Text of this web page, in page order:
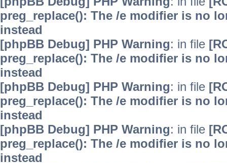
preg_replace(): The /e modifier is no
instead
[phpBB Debug] PHP Warning: in file
preg_replace(): The /e modifier is no
instead
[phpBB Debug] PHP Warning: in file
preg_replace(): The /e modifier is no
instead
[phpBB Debug] PHP Warning: in file
preg_replace(): The /e modifier is no
instead